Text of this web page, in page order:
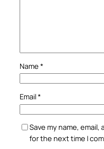
Name *
Email*
Save my name,
for the next time I